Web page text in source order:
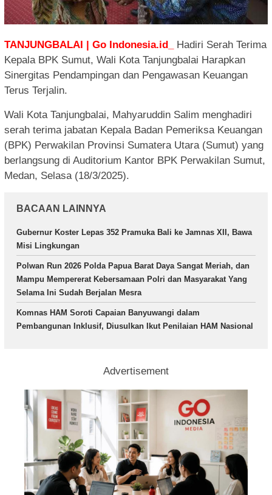
TANJUNGBALAI | Go Indonesia.id_
Hadiri Serah Terima
Kepala BPK Sumut, Wali Kota Tanjungbalai Harapkan
Sinergitas Pendampingan dan Pengawasan Keuangan
Terus Terjalin.
Wali Kota Tanjungbalai, Mahyaruddin Salim menghadiri
serah terima jabatan Kepala Badan Pemeriksa Keuangan
(BPK) Perwakilan Provinsi Sumatera Utara (Sumut) yang
berlangsung di Auditorium Kantor BPK Perwakilan Sumut,
Medan, Selasa (18/3/2025).
BACAAN LAINNYA
Gubernur Koster Lepas 352 Pramuka Bali ke Jamnas XII, Bawa
Misi Lingkungan
Polwan Run 2026 Polda Papua Barat Daya Sangat Meriah, dan
Mampu Mempererat Kebersamaan Polri dan Masyarakat Yang
Selama Ini Sudah Berjalan Mesra
Komnas HAM Soroti Capaian Banyuwangi dalam
Pembangunan Inklusif, Diusulkan Ikut Penilaian HAM Nasional
Advertisement